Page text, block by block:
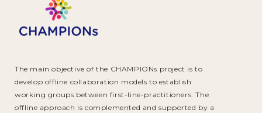
The main objective of the CHAMPIONs project is to
develop offline collaboration models to establish
working groups between first-line-practitioners. The
offline approach is complemented and supported by a